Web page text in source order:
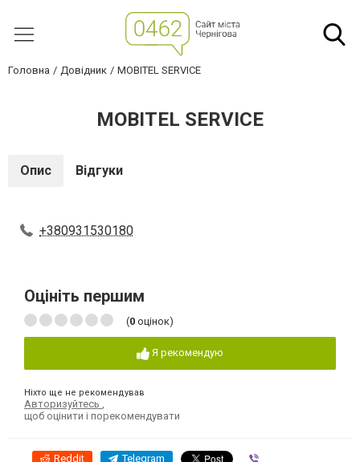
Головна Довідник MOBITEL SERVICE
MOBITEL SERVICE
Опис Відгуки
+380931530180
Оцініть першим
(0 оцінок)
Я рекомендую
Ніхто ще не рекомендував
Авторизуйтесь
щоб оцінити і порекомендувати
Reddit Telegram